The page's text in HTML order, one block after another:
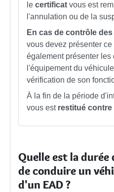
le certificat vous est
l'annulation ou de la
En cas de contrôle
vous devez présenter ce
également présenter les
l'équipement du
vérification de son
À la fin de la période
vous est restitué
Quelle est la
de conduire un
d'un EAD ?